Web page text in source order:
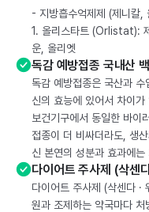
- 지방흡수억제제 (제니칼,
1. 올리스타트 (Orlistat):
운, 올리엣
독감 예방접종 국내산
독감 예방접종은 국산과
신의 효능에 있어서 차이
보건기구에서 동일한 바이
접종이 더 비싸더라도, 생
신 본연의 성분과 효과에는
다이어트 주사제 (삭센
다이어트 주사제 (삭센다 ·
원과 조제하는 약국마다